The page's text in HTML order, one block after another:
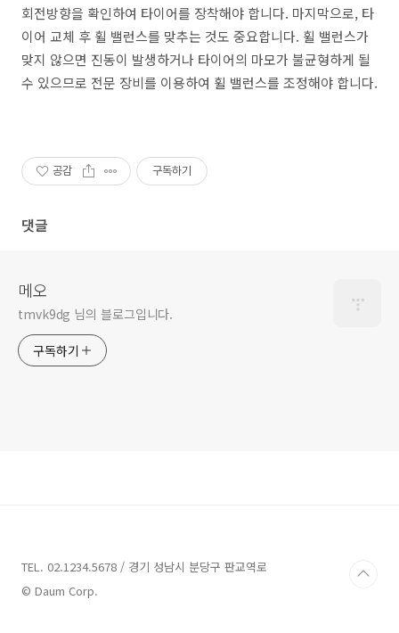
회전방향을 확인하여 타이어를 장착해야 합니다. 마지막으로, 타
이어 교체 후 휠 밸런스를 맞추는 것도 중요합니다. 휠 밸런스가
맞지 않으면 진동이 발생하거나 타이어의 마모가 불균형하게 될
수 있으므로 전문 장비를 이용하여 휠 밸런스를 조정해야 합니다.
공감 구독하기
댓글
메오
tmvk9dg 님의 블로그입니다.
구독하기
TEL. 02.1234.5678 / 경기 성남시 분당구 판교역로
© Daum Corp.